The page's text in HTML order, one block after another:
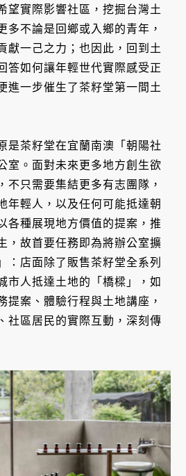
望實際影響社區，挖掘台灣土
多不論是回鄉或入鄉的青年，
獻一己之力；也因此，回到土
答如何讓年輕世代實際感受正
進一步催生了茶籽堂第一間土
是茶籽堂在宜蘭南澳「朝陽社
室。面對未來更多地方創生欲
不只需要集結更多有志團隊，
年輕人，以及任何可能抵達朝
各種展現地方價值的提案，推
，故首要任務即為將辦公室擴
：店面除了販售茶籽堂全系列
市人抵達土地的「橋樑」，如
提案、體驗行程與土地講座，
社區居民的實際互動，深刻傳